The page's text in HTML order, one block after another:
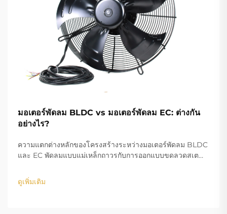
มอเตอร์พัดลม BLDC vs มอเตอร์พัดลม EC: ต่างกัน
อย่างไร?
ความแตกต่างหลักของโครงสร้างระหว่างมอเตอร์พัดลม BLDC
และ EC พัดลมแบบแม่เหล็กถาวรกับการออกแบบขดลวดสเต
มอเตอร์ BLDC (Brushless DC) และ EC (Electronically
Commutated) คือความแตกต่างหลัก...
ดูเพิ่มเติม